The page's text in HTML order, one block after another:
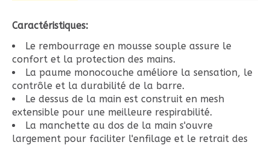
Caractéristiques:
Le rembourrage en mousse souple assure le
confort et la protection des mains.
La paume monocouche améliore la sensation, le
contrôle et la durabilité de la barre.
Le dessus de la main est construit en mesh
extensible pour une meilleure respirabilité.
La manchette au dos de la main s'ouvre
largement pour faciliter l'enfilage et le retrait des